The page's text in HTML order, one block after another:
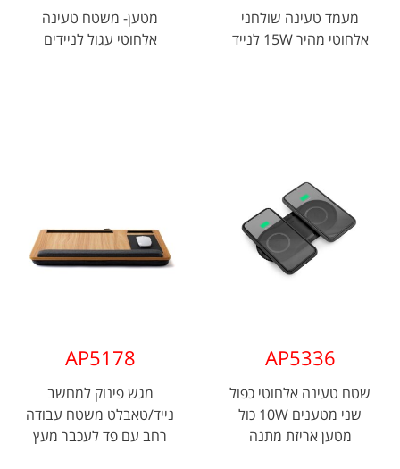
מעמד טעינה שולחני
אלחוטי מהיר 15W לנייד
מטען- משטח טעינה
אלחוטי עגול לניידים
AP5336
שטח טעינה אלחוטי כפול
שני מטענים 10W כול
מטען אריזת מתנה
AP5178
מגש פינוק למחשב
נייד/טאבלט משטח עבודה
רחב עם פד לעכבר מעץ